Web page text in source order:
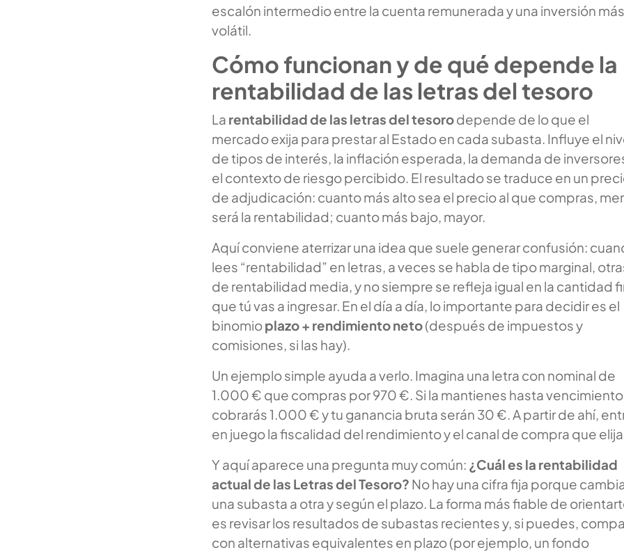
escalón intermedio entre la cuenta remunerada y una inversión más
volátil.
Cómo funcionan y de qué depende la
rentabilidad de las letras del tesoro
La rentabilidad de las letras del tesorodepende de lo que el
mercado exija para prestar al Estado en cada subasta. Influye el
de tipos de interés, la inflación esperada, la demanda de
el contexto de riesgo percibido. El resultado se traduce en un
de adjudicación: cuanto más alto sea el precio al que compras,
será la rentabilidad; cuanto más bajo, mayor.
Aquí conviene aterrizar una idea que suele generar confusión:
lees “rentabilidad” en letras, a veces se habla de tipo marginal,
de rentabilidad media, y no siempre se refleja igual en la cantidad
que tú vas a ingresar. En el día a día, lo importante para decidir es el
binomioplazo + rendimiento neto(después de impuestos y
comisiones, si las hay).
Un ejemplo simple ayuda a verlo. Imagina una letra con nominal de
1.000 € que compras por 970 €. Si la mantienes hasta
cobrarás 1.000 € y tu ganancia bruta serán 30 €. A partir de ahí,
en juego la fiscalidad del rendimiento y el canal de compra que
Y aquí aparece una pregunta muy común: ¿Cuál es la rentabilidad
actual de las Letras del Tesoro? No hay una cifra fija porque
una subasta a otra y según el plazo. La forma más fiable de
es revisar los resultados de subastas recientes y, si puedes,
con alternativas equivalentes en plazo (por ejemplo, un fondo